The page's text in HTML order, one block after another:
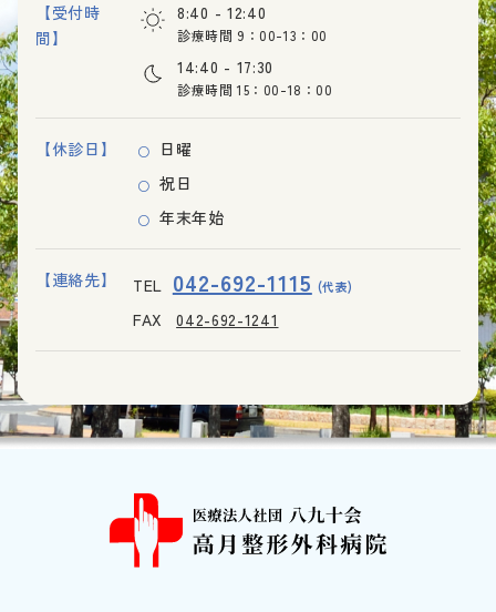
【受付時
間】
8:40 - 12:40
診療時間 9：00-13：00
14:40 - 17:30
診療時間 15：00-18：00
【休診日】
日曜
祝日
年末年始
【連絡先】 TEL 042-692-1115 (代表)
FAX 042-692-1241